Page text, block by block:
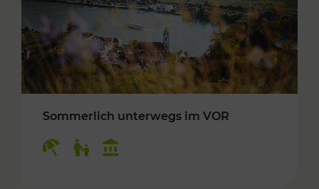
Sommerlich unterwegs im VOR